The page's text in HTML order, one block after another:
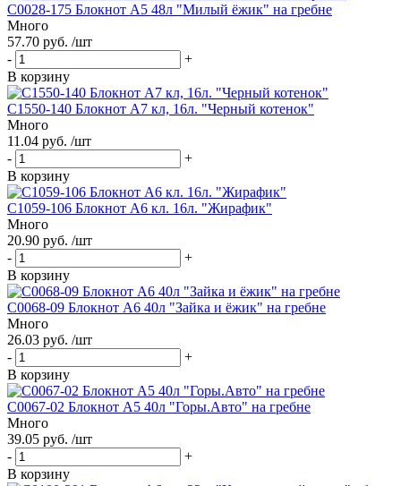
С0028-175 Блокнот А5 48л "Милый ёжик" на гребне
Много
57.70 руб. /шт
-
+
В корзину
С1550-140 Блокнот А7 кл, 16л. "Черный котенок"
Много
11.04 руб. /шт
-
+
В корзину
С1059-106 Блокнот А6 кл. 16л. "Жирафик"
Много
20.90 руб. /шт
-
+
В корзину
С0068-09 Блокнот А6 40л "Зайка и ёжик" на гребне
Много
26.03 руб. /шт
-
+
В корзину
С0067-02 Блокнот А5 40л "Горы.Авто" на гребне
Много
39.05 руб. /шт
-
+
В корзину